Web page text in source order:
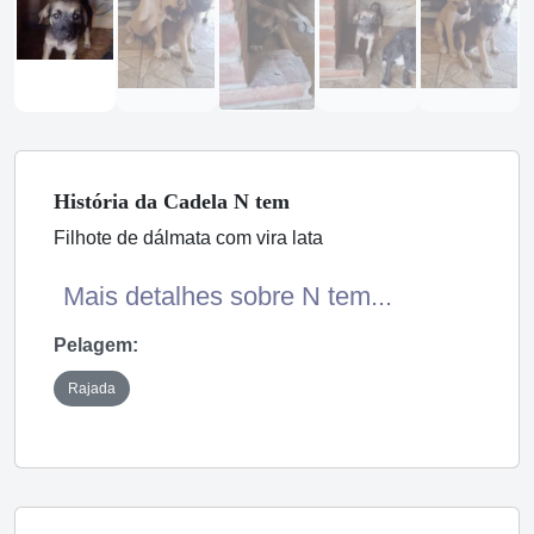
História da Cadela N tem
Filhote de dálmata com vira lata
Mais detalhes sobre N tem...
Pelagem:
Rajada